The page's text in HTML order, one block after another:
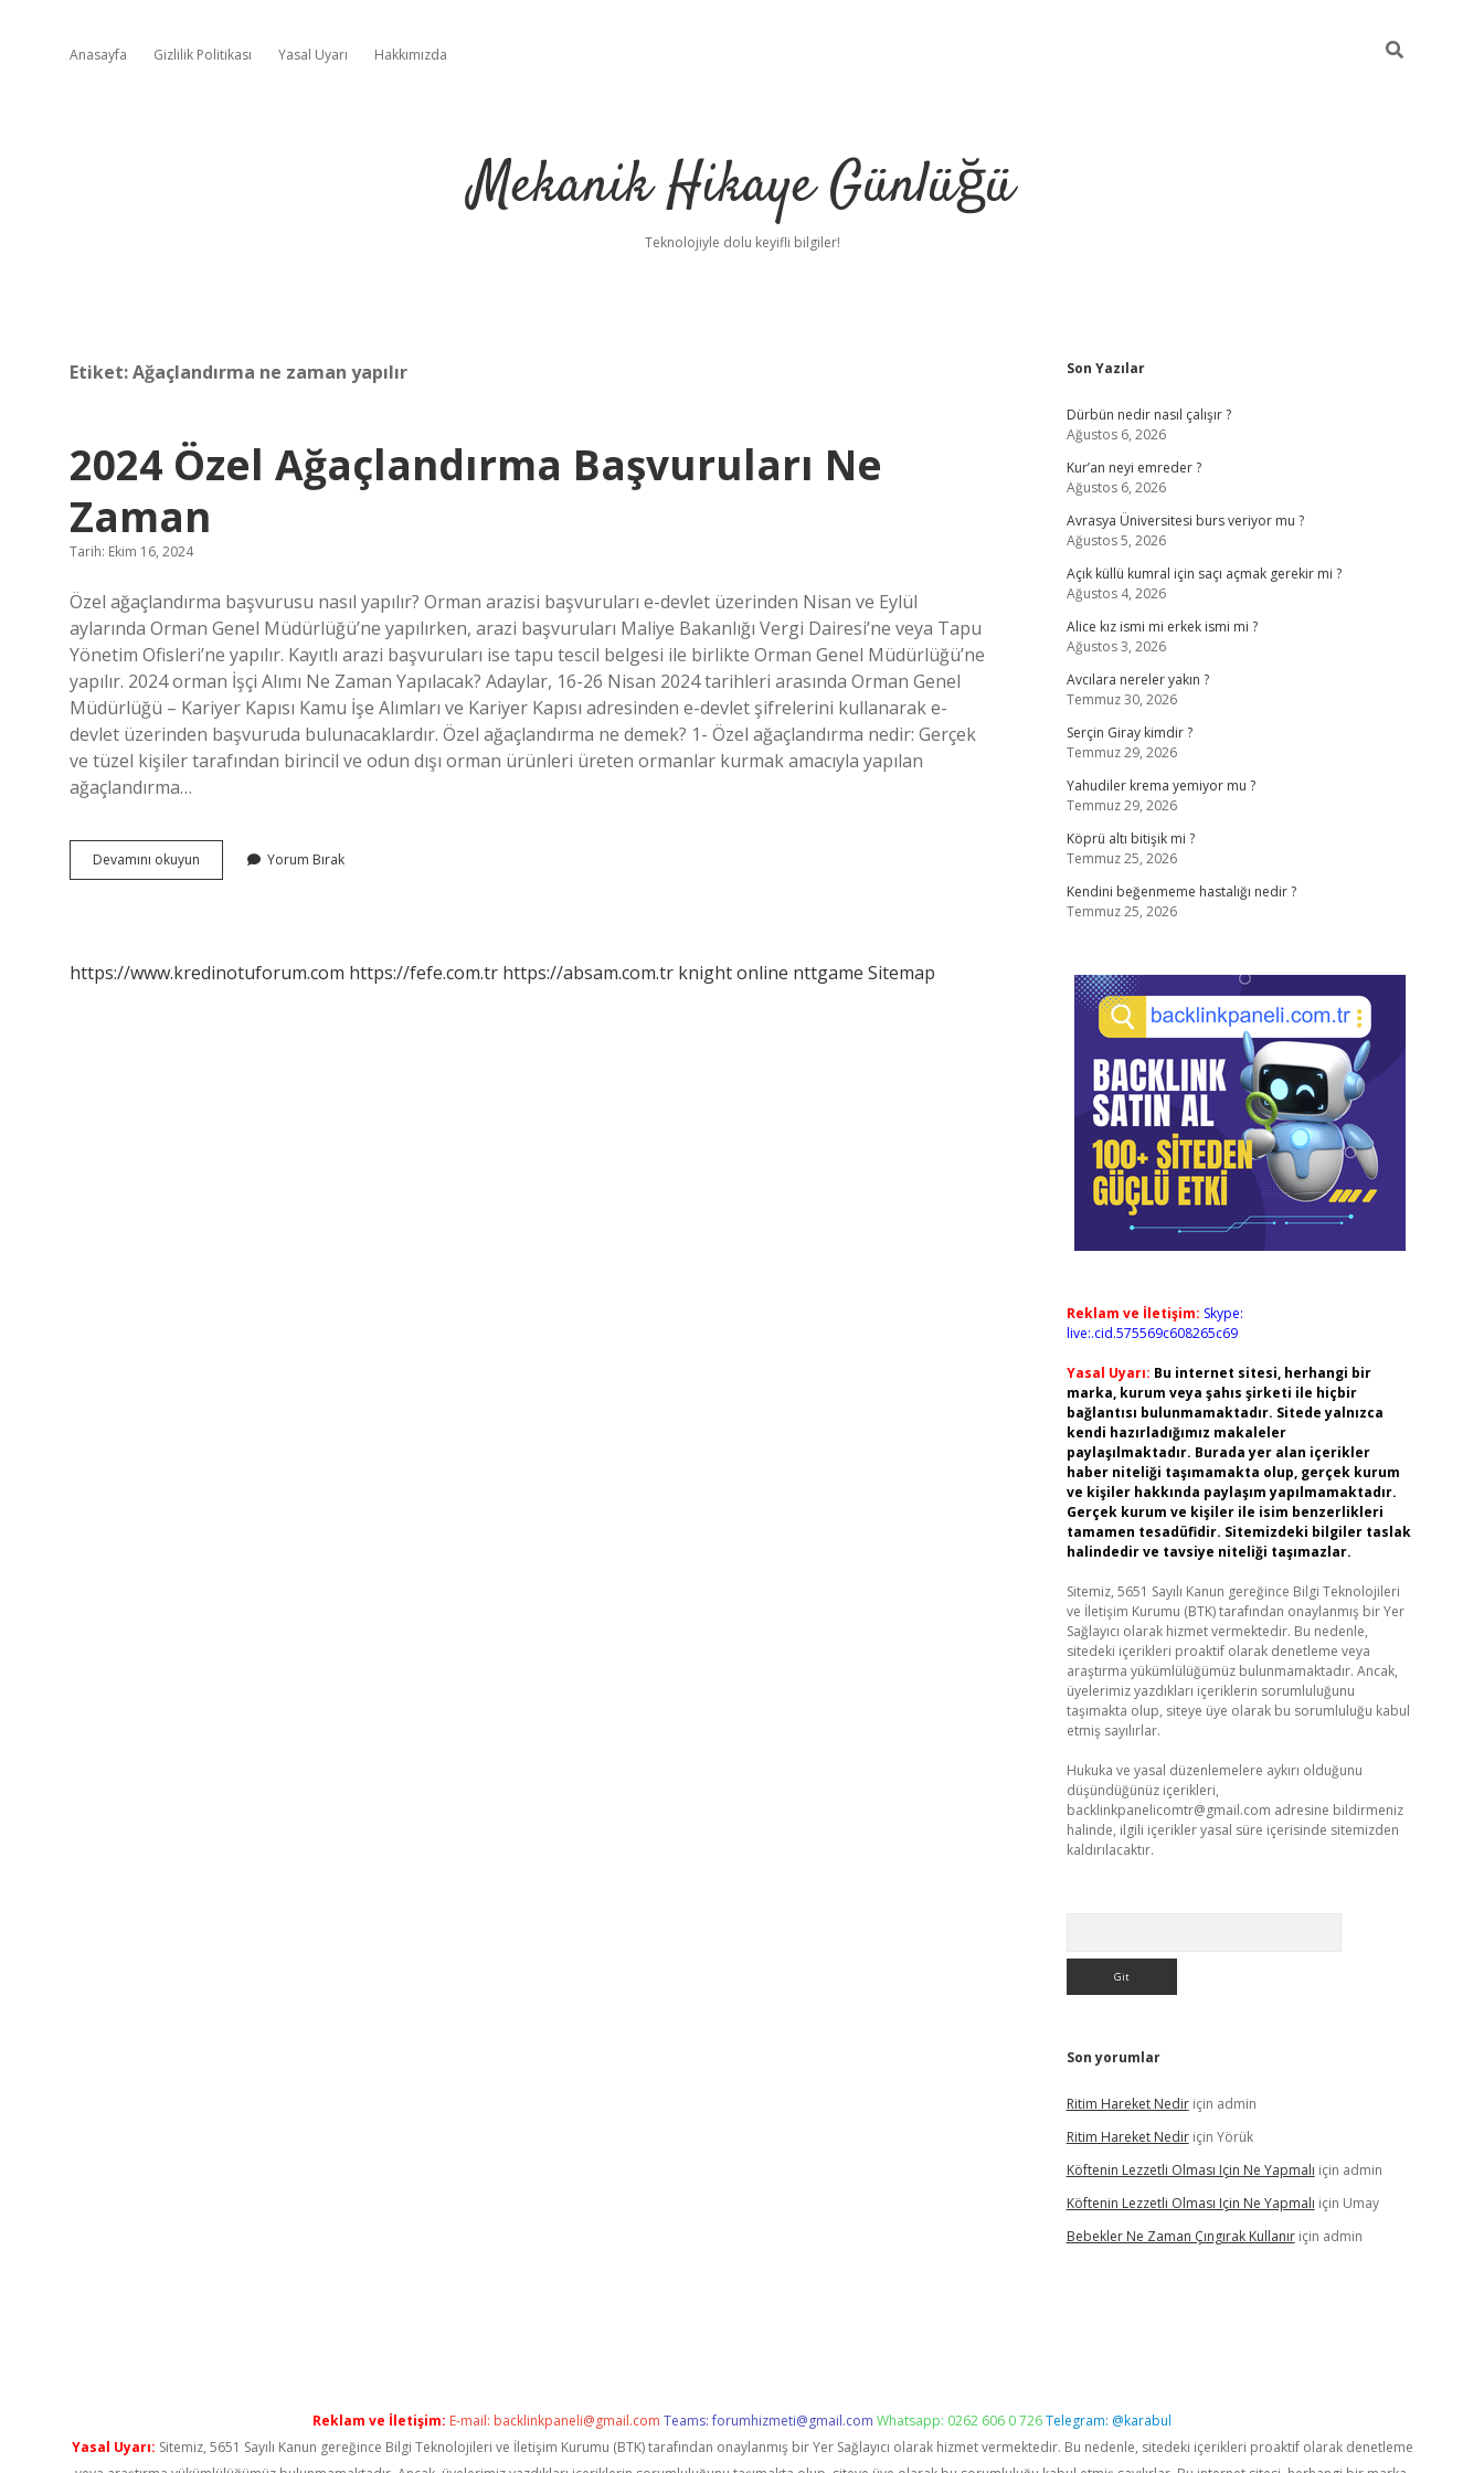
Anasayfa Gizlilik Politikası Yasal Uyarı Hakkımızda
Mekanik Hikaye Günlüğü
Teknolojiyle dolu keyifli bilgiler!
Etiket:Ağaçlandırma ne zaman yapılır
2024 Özel Ağaçlandırma Başvuruları Ne
Zaman
Tarih: Ekim 16, 2024
Özel ağaçlandırma başvurusu nasıl yapılır? Orman arazisi başvuruları e-devlet üzerinden Nisan ve Eylül
aylarında Orman Genel Müdürlüğü’ne yapılırken, arazi başvuruları Maliye Bakanlığı Vergi Dairesi’ne veya Tapu
Yönetim Ofisleri’ne yapılır. Kayıtlı arazi başvuruları ise tapu tescil belgesi ile birlikte Orman Genel Müdürlüğü’ne
yapılır. 2024 orman İşçi Alımı Ne Zaman Yapılacak? Adaylar, 16-26 Nisan 2024 tarihleri ​​arasında Orman Genel
Müdürlüğü – Kariyer Kapısı Kamu İşe Alımları ve Kariyer Kapısı adresinden e-devlet şifrelerini kullanarak e-
devlet üzerinden başvuruda bulunacaklardır. Özel ağaçlandırma ne demek? 1- Özel ağaçlandırma nedir: Gerçek
ve tüzel kişiler tarafından birincil ve odun dışı orman ürünleri üreten ormanlar kurmak amacıyla yapılan
ağaçlandırma…
Devamını okuyun
Özel
Yorum Bırak
https://www.kredinotuforum.com https://fefe.com.tr https://absam.com.tr knight online nttgame Sitemap
Sidebar
Son Yazılar
Dürbün nedir nasıl çalışır ?
Ağustos 6, 2026
Kur’an neyi emreder ?
Ağustos 6, 2026
Avrasya Üniversitesi burs veriyor mu ?
Ağustos 5, 2026
Açık küllü kumral için saçı açmak gerekir mi ?
Ağustos 4, 2026
Alice kız ismi mi erkek ismi mi ?
Ağustos 3, 2026
Avcılara nereler yakın ?
Temmuz 30, 2026
Serçin Giray kimdir ?
Temmuz 29, 2026
Yahudiler krema yemiyor mu ?
Temmuz 29, 2026
Köprü altı bitişik mi ?
Temmuz 25, 2026
Kendini beğenmeme hastalığı nedir ?
Temmuz 25, 2026
Reklam ve İletişim: Skype:
live:.cid.575569c608265c69
Yasal Uyarı: Bu internet sitesi, herhangi bir
marka, kurum veya şahıs şirketi ile hiçbir
bağlantısı bulunmamaktadır. Sitede yalnızca
kendi hazırladığımız makaleler
paylaşılmaktadır. Burada yer alan içerikler
haber niteliği taşımamakta olup, gerçek kurum
ve kişiler hakkında paylaşım yapılmamaktadır.
Gerçek kurum ve kişiler ile isim benzerlikleri
tamamen tesadüfidir. Sitemizdeki bilgiler taslak
halindedir ve tavsiye niteliği taşımazlar.
Sitemiz, 5651 Sayılı Kanun gereğince Bilgi Teknolojileri
ve İletişim Kurumu (BTK) tarafından onaylanmış bir Yer
Sağlayıcı olarak hizmet vermektedir. Bu nedenle,
sitedeki içerikleri proaktif olarak denetleme veya
araştırma yükümlülüğümüz bulunmamaktadır. Ancak,
üyelerimiz yazdıkları içeriklerin sorumluluğunu
taşımakta olup, siteye üye olarak bu sorumluluğu kabul
etmiş sayılırlar.
Hukuka ve yasal düzenlemelere aykırı olduğunu
düşündüğünüz içerikleri,
backlinkpanelicomtr@gmail.com adresine bildirmeniz
halinde, ilgili içerikler yasal süre içerisinde sitemizden
kaldırılacaktır.
Son yorumlar
Ritim Hareket Nediriçin admin
Ritim Hareket Nediriçin Yörük
Köftenin Lezzetli Olması Için Ne Yapmalı için admin
Köftenin Lezzetli Olması Için Ne Yapmalı için Umay
Bebekler Ne Zaman Çıngırak Kullanıriçin admin
Reklam ve İletişim: E-mail: backlinkpaneli@gmail.com Teams:forumhizmeti@gmail.com Whatsapp: 0262 606 0 726Telegram: @karabul
Yasal Uyarı: Sitemiz, 5651 Sayılı Kanun gereğince Bilgi Teknolojileri ve İletişim Kurumu (BTK) tarafından onaylanmış bir Yer Sağlayıcı olarak hizmet vermektedir. Bu nedenle, sitedeki içerikleri proaktif olarak denetleme